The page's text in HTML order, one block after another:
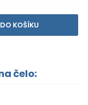
DO KOŠÍKU
čelo: